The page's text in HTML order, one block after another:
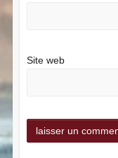
Site web